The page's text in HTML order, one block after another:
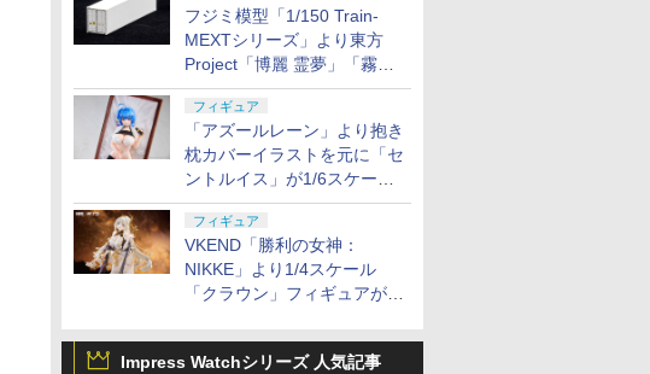
フジミ模型「1/150 Train-
MEXTシリーズ」より東方
Project「博麗 霊夢」「霧雨
魔理沙」のリーファーコンテ
ナが11月に発売
フィギュア
「アズールレーン」より抱き
枕カバーイラストを元に「セ
ントルイス」が1/6スケール
フィギュア化
フィギュア
VKEND「勝利の女神：
NIKKE」より1/4スケール
「クラウン」フィギュアが
Impress Watchシリーズ 人気記事